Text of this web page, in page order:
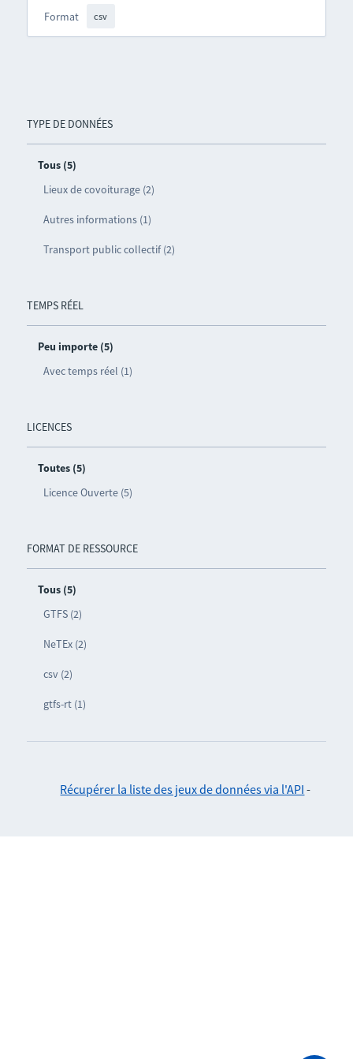
TYPE DE DONNÉES
Tous (5)
Lieux de covoiturage (2)
Autres informations (1)
Transport public collectif (2)
TEMPS RÉEL
Peu importe (5)
Avec temps réel (1)
LICENCES
Toutes (5)
Licence Ouverte (5)
FORMAT DE RESSOURCE
Tous (5)
GTFS (2)
NeTEx (2)
csv (2)
gtfs-rt (1)
Format csv
Récupérer la liste des jeux de données via l'API -